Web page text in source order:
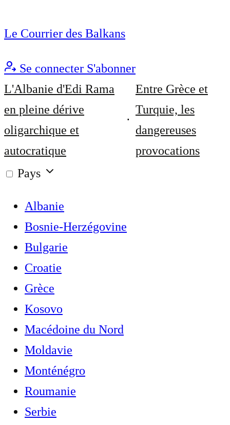
Le Courrier des Balkans
Se connecter S'abonner
L'Albanie d'Edi Rama
en pleine dérive
oligarchique et
autocratique
Entre Grèce et
Turquie, les
dangereuses
provocations
Pays
Albanie
Bosnie-Herzégovine
Bulgarie
Croatie
Grèce
Kosovo
Macédoine du Nord
Moldavie
Monténégro
Roumanie
Serbie